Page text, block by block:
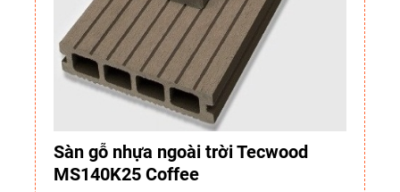
Sàn gỗ nhựa ngoài trời Tecwood
MS140K25 Coffee